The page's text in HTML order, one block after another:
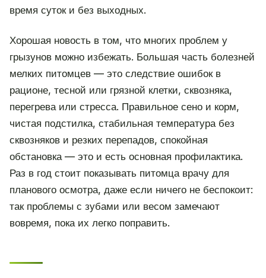
время суток и без выходных.
Хорошая новость в том, что многих проблем у
грызунов можно избежать. Большая часть болезней
мелких питомцев — это следствие ошибок в
рационе, тесной или грязной клетки, сквозняка,
перегрева или стресса. Правильное сено и корм,
чистая подстилка, стабильная температура без
сквозняков и резких перепадов, спокойная
обстановка — это и есть основная профилактика.
Раз в год стоит показывать питомца врачу для
планового осмотра, даже если ничего не беспокоит:
так проблемы с зубами или весом замечают
вовремя, пока их легко поправить.